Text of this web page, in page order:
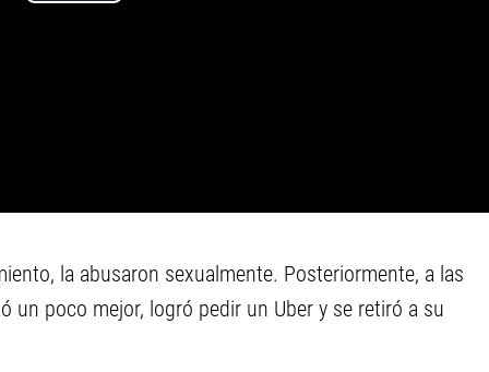
la abusaron sexualmente. Posteriormente, a las
un poco mejor, logró pedir un Uber y se retiró a su